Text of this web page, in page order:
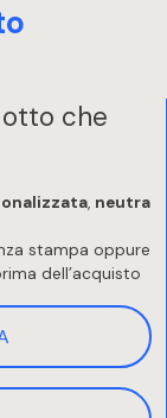
che
, neutra
stampa oppure
dell’acquisto